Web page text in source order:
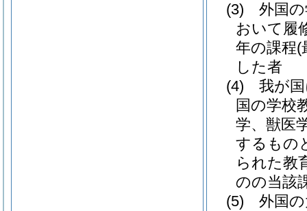
(3)
外国
おいて履
年の課程(
した者
(4)
我が
国の学校
学、獣医
するもの
られた教
のの当該
(5)
外国